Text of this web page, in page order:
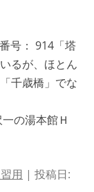
号： 914「塔
るが、ほとん
千歳橋」でな
の湯本館Ｈ
用 | 投稿日: